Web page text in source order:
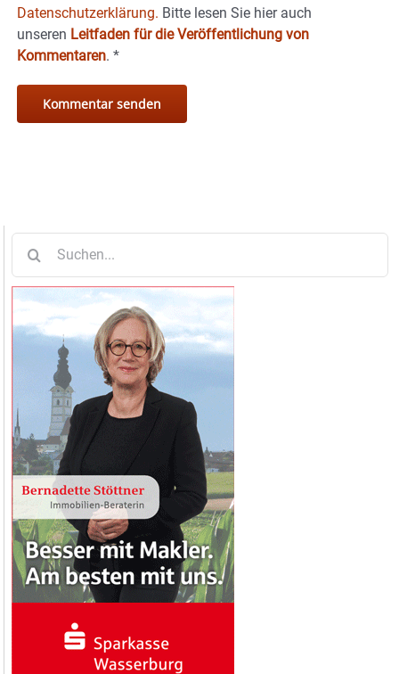
Datenschutzerklärung. Bitte lesen Sie hier auch
unseren Leitfaden für die Veröffentlichung von
Kommentaren. *
nach: